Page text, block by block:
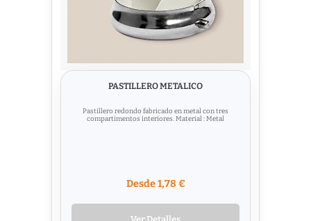
PASTILLERO METALICO
Pastillero redondo fabricado en metal con tres
compartimentos interiores. Material : Metal
Desde 1,78 €